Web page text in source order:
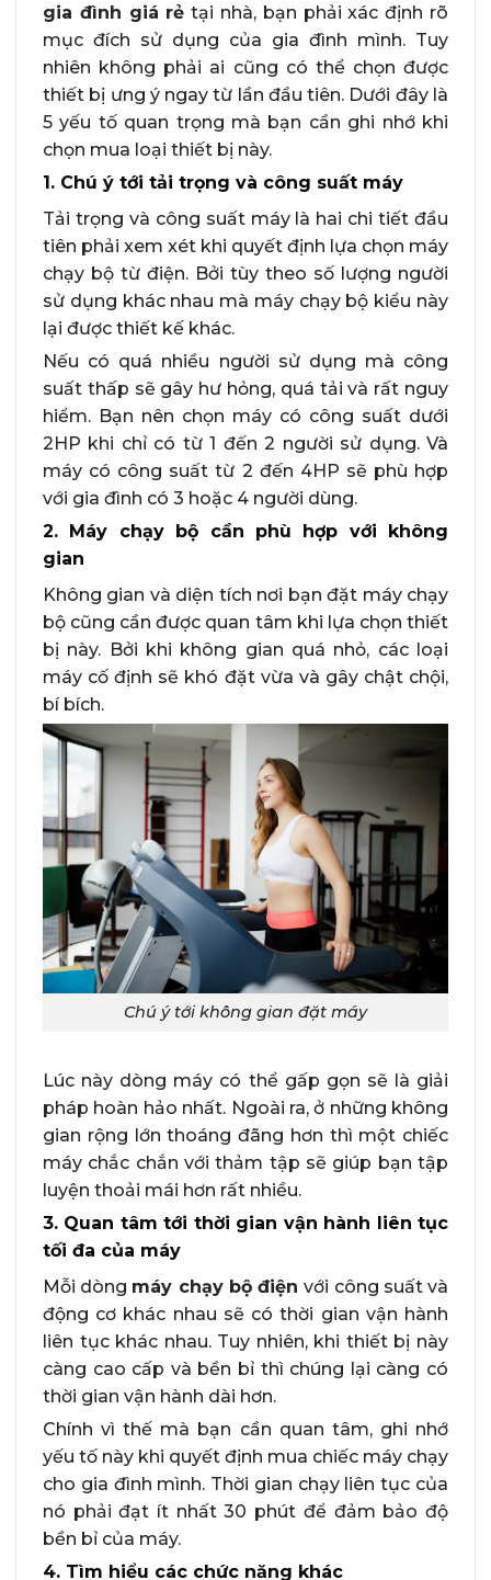
gia đình giá rẻ tại nhà, bạn phải xác định rõ
mục đích sử dụng của gia đình mình. Tuy
nhiên không phải ai cũng có thể chọn được
thiết bị ưng ý ngay từ lần đầu tiên. Dưới đây là
5 yếu tố quan trọng mà bạn cần ghi nhớ khi
chọn mua loại thiết bị này.
1. Chú ý tới tải trọng và công suất máy
Tải trọng và công suất máy là hai chi tiết đầu
tiên phải xem xét khi quyết định lựa chọn máy
chạy bộ từ điện. Bởi tùy theo số lượng người
sử dụng khác nhau mà máy chạy bộ kiểu này
lại được thiết kế khác.
Nếu có quá nhiều người sử dụng mà công
suất thấp sẽ gây hư hỏng, quá tải và rất nguy
hiểm. Bạn nên chọn máy có công suất dưới
2HP khi chỉ có từ 1 đến 2 người sử dụng. Và
máy có công suất từ 2 đến 4HP sẽ phù hợp
với gia đình có 3 hoặc 4 người dùng.
2. Máy chạy bộ cần phù hợp với không
gian
Không gian và diện tích nơi bạn đặt máy chạy
bộ cũng cần được quan tâm khi lựa chọn thiết
bị này. Bởi khi không gian quá nhỏ, các loại
máy cố định sẽ khó đặt vừa và gây chật chội,
bí bích.
Chú ý tới không gian đặt máy
Lúc này dòng máy có thể gấp gọn sẽ là giải
pháp hoàn hảo nhất. Ngoài ra, ở những không
gian rộng lớn thoáng đãng hơn thì một chiếc
máy chắc chắn với thảm tập sẽ giúp bạn tập
luyện thoải mái hơn rất nhiều.
3. Quan tâm tới thời gian vận hành liên tục
tối đa của máy
Mỗi dòng máy chạy bộ điệnvới công suất và
động cơ khác nhau sẽ có thời gian vận hành
liên tục khác nhau. Tuy nhiên, khi thiết bị này
càng cao cấp và bền bỉ thì chúng lại càng có
thời gian vận hành dài hơn.
Chính vì thế mà bạn cần quan tâm, ghi nhớ
yếu tố này khi quyết định mua chiếc máy chạy
cho gia đình mình. Thời gian chạy liên tục của
nó phải đạt ít nhất 30 phút để đảm bảo độ
bền bỉ của máy.
4. Tìm hiểu các chức năng khác